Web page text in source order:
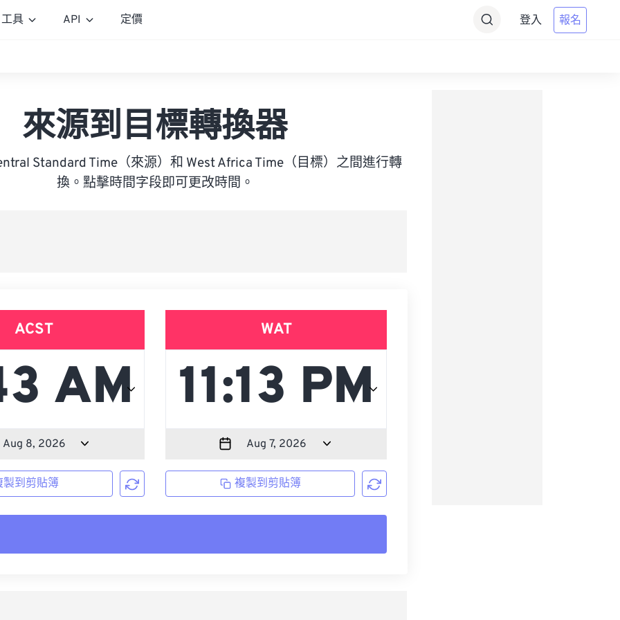
工具 API 定價 登入 報名
來源到目標轉換器
Standard Time（來源）和 West Africa Time（目標）之間進行轉
換。點擊時間字段即可更改時間。
ACST
製到剪貼簿
WAT
複製到剪貼簿